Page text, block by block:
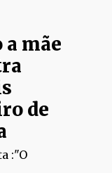
mãe
de
:"O